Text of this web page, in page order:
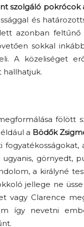
szolgáló pokrócok
és
azonban
sokkal
A közeliséget
hallhatjuk.
fölött
a Bödők
ugyanis, görnyedt,
a királyné
jellege ne
vagy Clarence
így nevetni
az
képességét?
és lélekről
premier